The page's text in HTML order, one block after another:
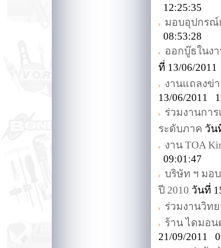
12:25:35
มอบอุปกรณ์
08:53:28
ออกบู๊ธในง
ที่ 13/06/
งานแถลงข่า
13/06/2011
ร่วมงานกา
ระดับภาค วัน
งาน TOA
09:01:47
บริษัท ฯ มอ
ปี 2010 วันที่
ร่วมงานวิท
ร้าน ไดมอน
21/09/2011